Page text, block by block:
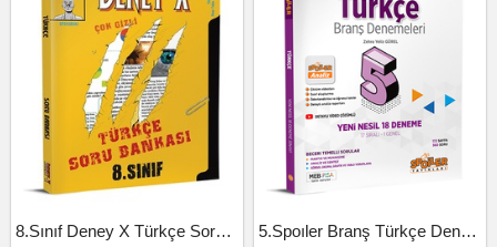
8.Sınıf Deney X Türkçe Soru Bankası 5.Spoıler Branş Türkçe Deneme